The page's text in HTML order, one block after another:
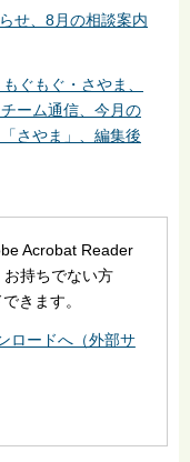
せ、8月の相談案内
ぐもぐ・さやま、
ーム通信、今月の
さやま」、編集後
Acrobat Reader
持ちでない方
きます。
ロードへ（外部サ